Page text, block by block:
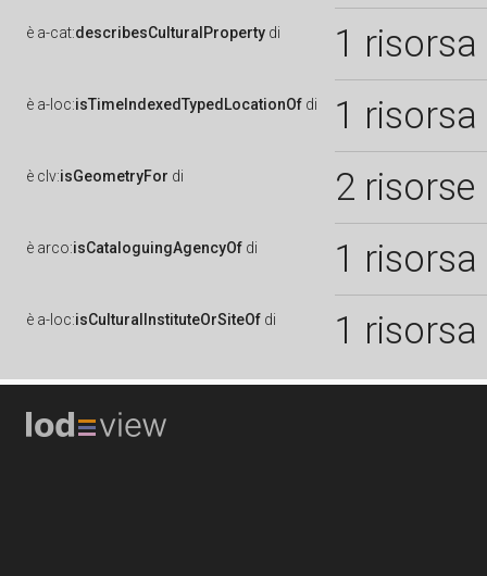
è a-cat:describesCulturalProperty di 1 risorsa
è a-loc:isTimeIndexedTypedLocationOf di 1 risorsa
è clv:isGeometryFor di 2 risorse
è arco:isCataloguingAgencyOf di 1 risorsa
è a-loc:isCulturalInstituteOrSiteOf di 1 risorsa